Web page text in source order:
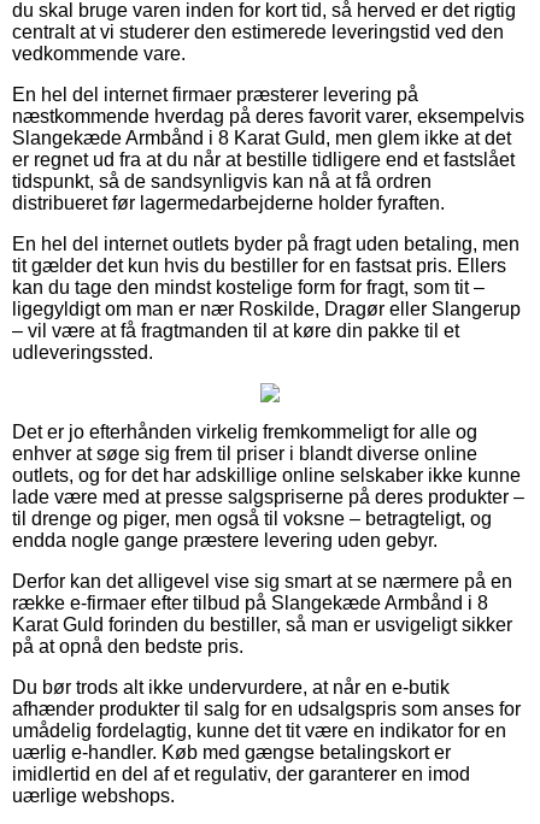
du skal bruge varen inden for kort tid, så herved er det rigtig
centralt at vi studerer den estimerede leveringstid ved den
vedkommende vare.
En hel del internet firmaer præsterer levering på
næstkommende hverdag på deres favorit varer, eksempelvis
Slangekæde Armbånd i 8 Karat Guld, men glem ikke at det
er regnet ud fra at du når at bestille tidligere end et fastslået
tidspunkt, så de sandsynligvis kan nå at få ordren
distribueret før lagermedarbejderne holder fyraften.
En hel del internet outlets byder på fragt uden betaling, men
tit gælder det kun hvis du bestiller for en fastsat pris. Ellers
kan du tage den mindst kostelige form for fragt, som tit –
ligegyldigt om man er nær Roskilde, Dragør eller Slangerup
– vil være at få fragtmanden til at køre din pakke til et
udleveringssted.
Det er jo efterhånden virkelig fremkommeligt for alle og
enhver at søge sig frem til priser i blandt diverse online
outlets, og for det har adskillige online selskaber ikke kunne
lade være med at presse salgspriserne på deres produkter –
til drenge og piger, men også til voksne – betragteligt, og
endda nogle gange præstere levering uden gebyr.
Derfor kan det alligevel vise sig smart at se nærmere på en
række e-firmaer efter tilbud på Slangekæde Armbånd i 8
Karat Guld forinden du bestiller, så man er usvigeligt sikker
på at opnå den bedste pris.
Du bør trods alt ikke undervurdere, at når en e-butik
afhænder produkter til salg for en udsalgspris som anses for
umådelig fordelagtig, kunne det tit være en indikator for en
uærlig e-handler. Køb med gængse betalingskort er
imidlertid en del af et regulativ, der garanterer en imod
uærlige webshops.